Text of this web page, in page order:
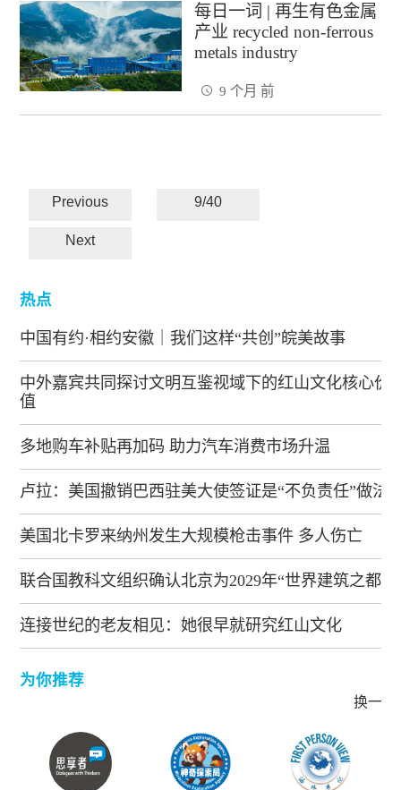
每日一词 | 再生有色金属
产业 recycled non-ferrous
metals industry
9 个月 前
Previous 9/40
Next
热点
中国有约·相约安徽｜我们这样“共创”皖美故事
中外嘉宾共同探讨文明互鉴视域下的红山文化核心价
值
多地购车补贴再加码 助力汽车消费市场升温
卢拉：美国撤销巴西驻美大使签证是“不负责任”做法
美国北卡罗来纳州发生大规模枪击事件 多人伤亡
联合国教科文组织确认北京为2029年“世界建筑之都”
连接世纪的老友相见：她很早就研究红山文化
为你推荐
换一批